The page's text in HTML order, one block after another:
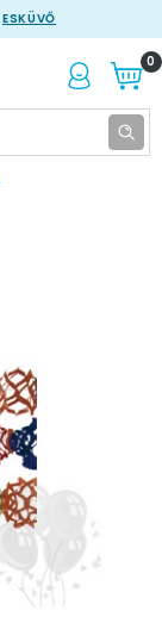
ESKÜVŐ
0